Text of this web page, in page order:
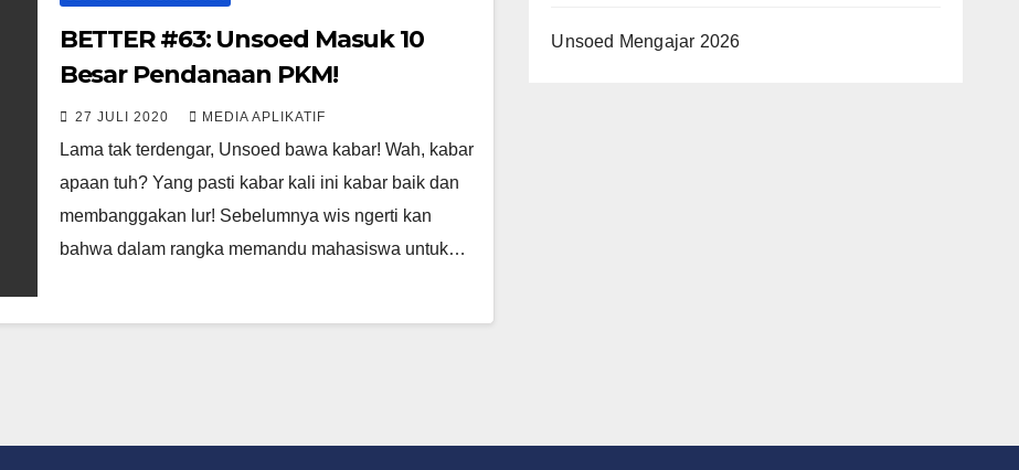
BETTER #63: Unsoed Masuk 10
Besar Pendanaan PKM!
27 JULI 2020 MEDIA APLIKATIF
Lama tak terdengar, Unsoed bawa kabar! Wah, kabar
apaan tuh? Yang pasti kabar kali ini kabar baik dan
membanggakan lur! Sebelumnya wis ngerti kan
bahwa dalam rangka memandu mahasiswa untuk…
Unsoed Mengajar 2026